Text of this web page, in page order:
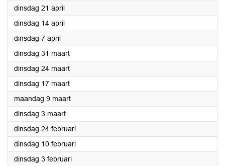
dinsdag 21 april2026
dinsdag 14 april2026
dinsdag 7 april2026
dinsdag 31 maart2026
dinsdag 24 maart2026
dinsdag 17 maart2026
maandag 9 maart2026
dinsdag 3 maart2026
dinsdag 24 februari2026
dinsdag 10 februari2026
dinsdag 3 februari2026